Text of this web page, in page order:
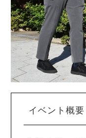
イベント概要